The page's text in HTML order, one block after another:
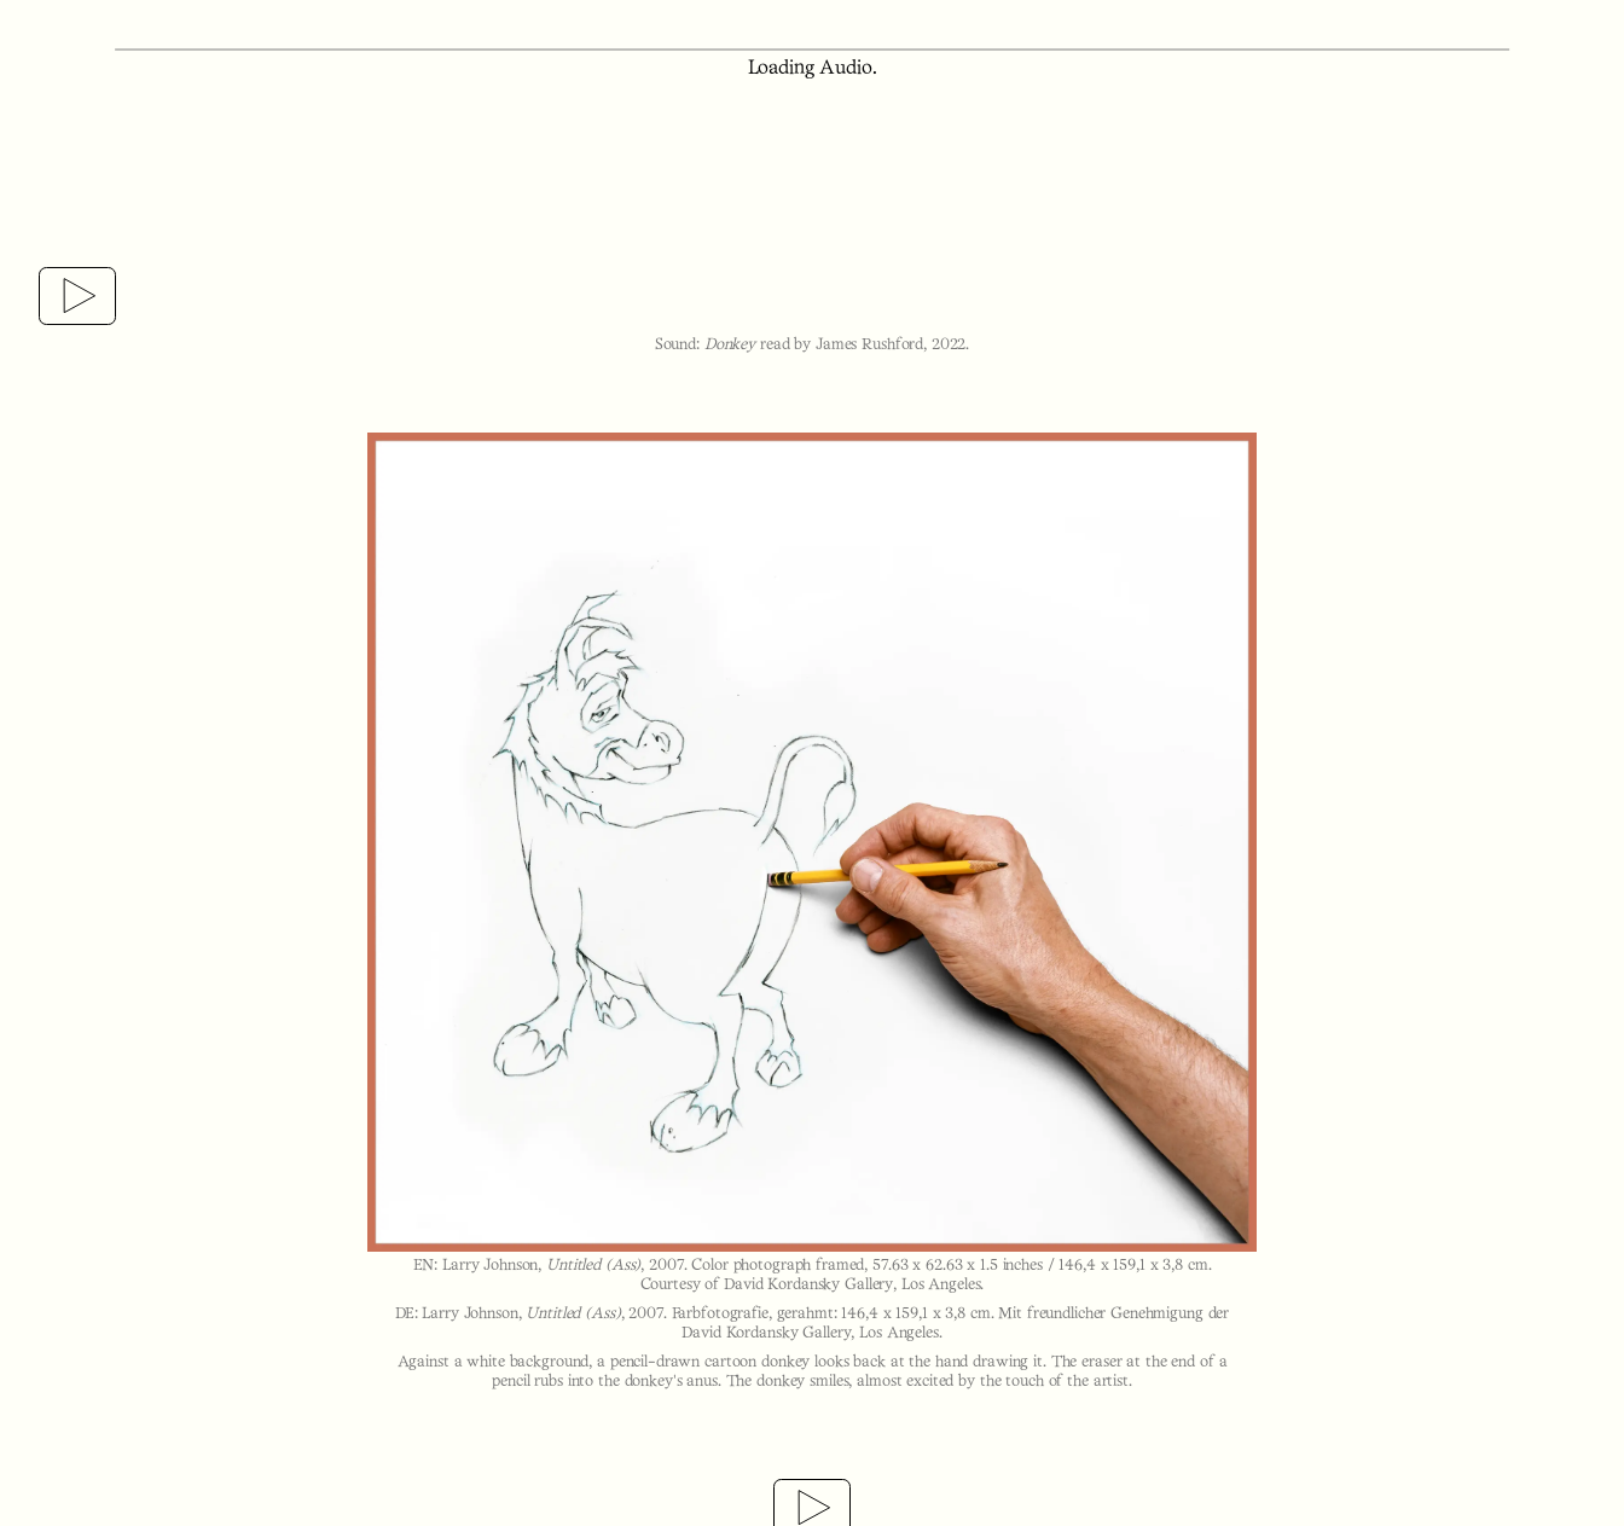
Loading Audio
Sound: Donkeyread by James Rushford, 2022.
EN: Larry Johnson, Untitled (Ass), 2007. Color photograph framed, 57.63 x 62.63 x 1.5 inches / 146,4 x 159,1 x 3,8 cm.
Courtesy of David Kordansky Gallery, Los Angeles.
DE: Larry Johnson, Untitled (Ass), 2007. Farbfotografie, gerahmt: 146,4 x 159,1 x 3,8 cm. Mit freundlicher Genehmigung der
David Kordansky Gallery, Los Angeles.
Against a white background, a pencil-drawn cartoon donkey looks back at the hand drawing it. The eraser at the end of a
pencil rubs into the donkey's anus. The donkey smiles, almost excited by the touch of the artist.